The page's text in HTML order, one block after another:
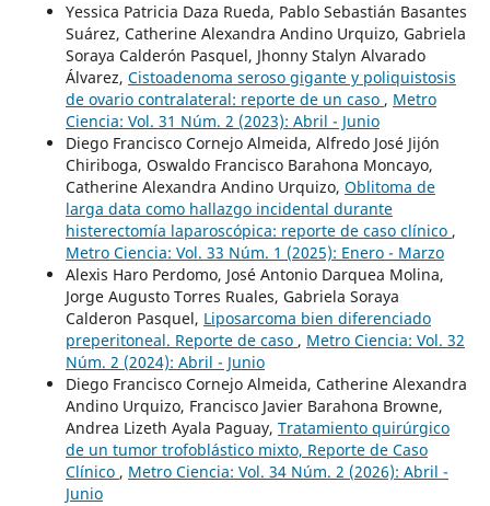
Yessica Patricia Daza Rueda, Pablo Sebastián Basantes
Suárez, Catherine Alexandra Andino Urquizo, Gabriela
Soraya Calderón Pasquel, Jhonny Stalyn Alvarado
Álvarez, Cistoadenoma seroso gigante y poliquistosis
de ovario contralateral: reporte de un caso , Metro
Ciencia: Vol. 31 Núm. 2 (2023): Abril - Junio
Diego Francisco Cornejo Almeida, Alfredo José Jijón
Chiriboga, Oswaldo Francisco Barahona Moncayo,
Catherine Alexandra Andino Urquizo, Oblitoma de
larga data como hallazgo incidental durante
histerectomía laparoscópica: reporte de caso clínico ,
Metro Ciencia: Vol. 33 Núm. 1 (2025): Enero - Marzo
Alexis Haro Perdomo, José Antonio Darquea Molina,
Jorge Augusto Torres Ruales, Gabriela Soraya
Calderon Pasquel, Liposarcoma bien diferenciado
preperitoneal. Reporte de caso , Metro Ciencia: Vol. 32
Núm. 2 (2024): Abril - Junio
Diego Francisco Cornejo Almeida, Catherine Alexandra
Andino Urquizo, Francisco Javier Barahona Browne,
Andrea Lizeth Ayala Paguay, Tratamiento quirúrgico
de un tumor trofoblástico mixto, Reporte de Caso
Clínico , Metro Ciencia: Vol. 34 Núm. 2 (2026): Abril -
Junio